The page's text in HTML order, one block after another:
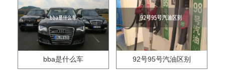
bba是什么车 92号95号汽油区别